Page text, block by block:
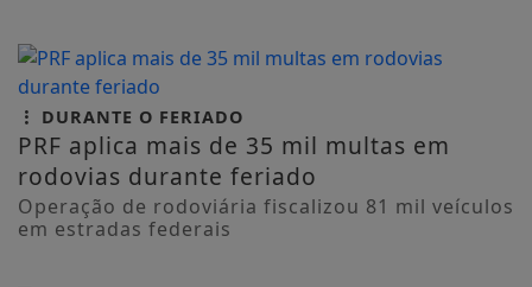
DURANTE O FERIADO
PRF aplica mais de 35 mil multas em
rodovias durante feriado
Operação de rodoviária fiscalizou 81 mil veículos
em estradas federais